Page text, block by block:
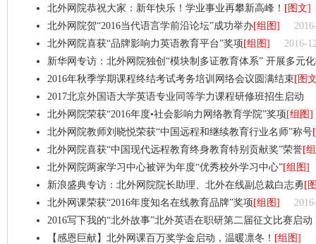
北外网院恭祝大家：新年快乐！学业事业再攀新高峰！ [图文]
北外网院贺“2016当代语言学前沿论坛”成功举办[组图]
北外网院喜获“品牌影响力英语教育平台”奖项 [组图]
2016-
新华网专访：北外网院独创“模块制多证教育体系” 开展多元
2016年秋季学期课程终结考试考务培训网络会议圆满结束[图
2017北京外国语大学英语专业同等学力课程研修班招生启动
北外网院荣获“2016年度•社会影响力网络教育学院”奖项 [组图]
北外网院教师刘晓悦荣获“中国远程和继续教育行业名师”称号
北外网院喜获“中国现代远程教育终身教育特别贡献奖”荣誉[
北外网院两家学习中心被评为年度“优秀校外学习中心”[组图]
新浪盛典专访：北外网院院长助理、北外在线副总裁白志勇 [
北外网课荣获“2016年度知名在线教育品牌”奖项 [组图]
2016写下我的“北外故事”北外英语在职研第二届征文比赛启动
【感恩巨献】北外网课百万奖学金启动，温暖凛冬！ [组图]